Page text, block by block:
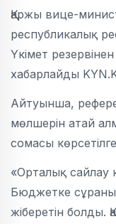
Қаржы вице-
республикалық
Үкімет
хабарлайды
Айтуынша,
мөлшерін атай
сомасы
«Орталық сайлау
Бюджетке
жіберетін болды.